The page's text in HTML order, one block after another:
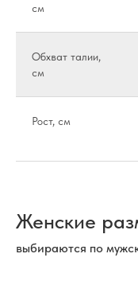
см
Обхват талии,
см
Рост, см
Женские
выбираются по